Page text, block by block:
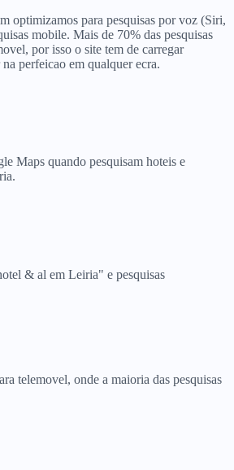
optimizamos para pesquisas por voz (Siri,
mobile. Mais de 70% das pesquisas
por isso o site tem de carregar
perfeicao em qualquer ecra.
Maps quando pesquisam hoteis e
.
& al em Leiria" e pesquisas
telemovel, onde a maioria das pesquisas